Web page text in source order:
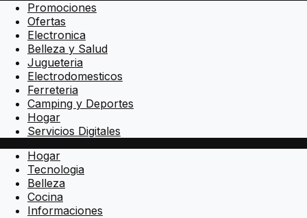
Promociones
Ofertas
Electronica
Belleza y Salud
Jugueteria
Electrodomesticos
Ferreteria
Camping y Deportes
Hogar
Servicios Digitales
Hogar
Tecnologia
Belleza
Cocina
Informaciones